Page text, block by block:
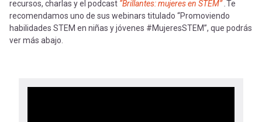
recursos, charlas y el podcast “Brillantes: mujeres en STEM”. Te
recomendamos uno de sus webinars titulado “Promoviendo
habilidades STEM en niñas y jóvenes #MujeresSTEM”, que podrás
ver más abajo.